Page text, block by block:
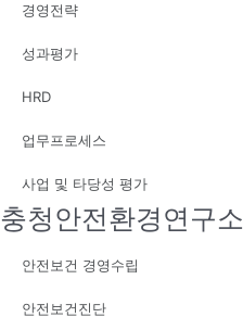
경영전략
성과평가
HRD
업무프로세스
사업 및 타당성 평가
충청안전환경연구소
안전보건 경영수립
안전보건진단